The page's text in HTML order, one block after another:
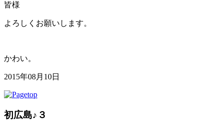
皆様
よろしくお願いします。
かわい。
2015年08月10日
初広島♪３